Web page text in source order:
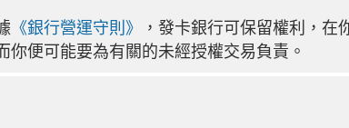
《銀行營運守則》
，發卡銀行可保留權利，在
便可能要為有關的未經授權交易負責。